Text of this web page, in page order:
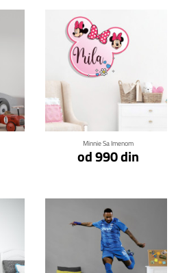
Minnie Sa Imenom
od 990 din
Klikni za detalje